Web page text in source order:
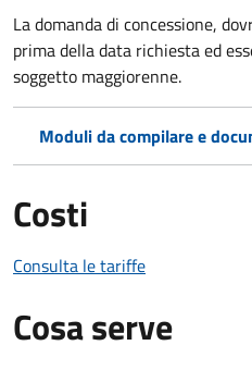
La domanda di concessione,
prima della data richiesta ed
soggetto maggiorenne.
Moduli da compilare e
Costi
Consulta le tariffe
Cosa serve